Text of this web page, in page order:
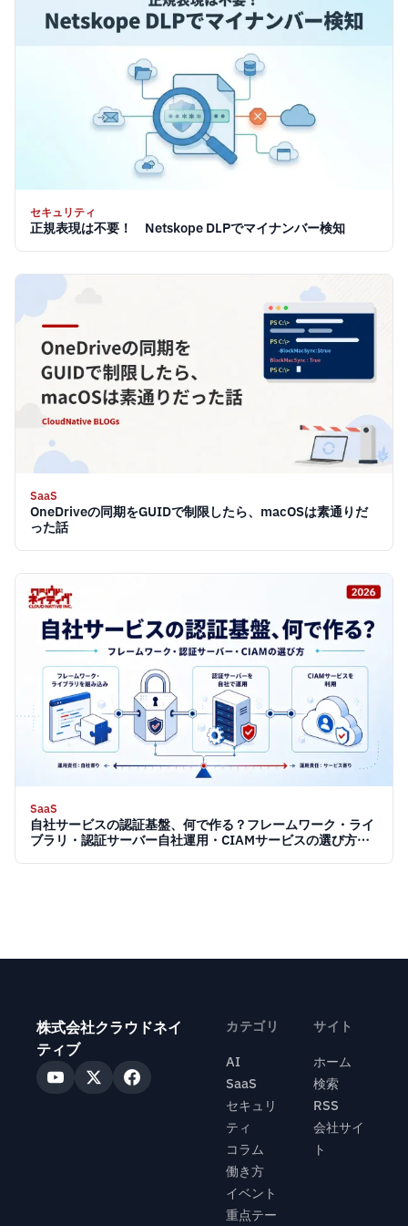
セキュリティ
正規表現は不要！ Netskope DLPでマイナンバー検知
SaaS
OneDriveの同期をGUIDで制限したら、macOSは素通りだ
った話
SaaS
自社サービスの認証基盤、何で作る？フレームワーク・ライ
ブラリ・認証サーバー自社運用・CIAMサービスの選び方
株式会社クラウドネイ
ティブ
カテゴリ
AI
SaaS
セキュリ
ティ
コラム
働き方
イベント
重点テー
サイト
ホーム
検索
RSS
会社サイ
ト